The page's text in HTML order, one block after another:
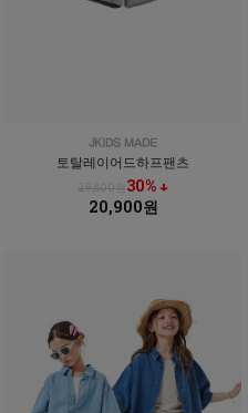
토탈레이어드하프팬츠
29,800원30% ↓
20,900원